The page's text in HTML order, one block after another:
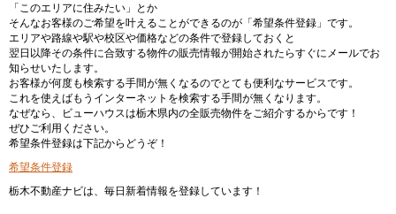
「このエリアに住みたい」とか
そんなお客様のご希望を叶えることができるのが「希望条件登録」です。
エリアや路線や駅や校区や価格などの条件で登録しておくと
翌日以降その条件に合致する物件の販売情報が開始されたらすぐにメールでお
知らせいたします。
お客様が何度も検索する手間が無くなるのでとても便利なサービスです。
これを使えばもうインターネットを検索する手間が無くなります。
なぜなら、ビューハウスは栃木県内の全販売物件をご紹介するからです！
ぜひご利用ください。
希望条件登録は下記からどうぞ！
希望条件登録
栃木不動産ナビは、毎日新着情報を登録しています！